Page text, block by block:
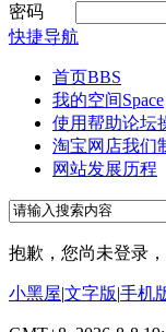
密码
快捷导航
首页BBS
我的空间Space
使用帮助论坛
淘宝网店我们
网站发展历程
抱歉，您尚未登录
小黑屋|文字版|手机